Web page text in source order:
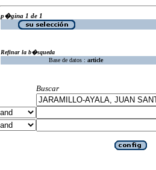
p�gina 1 de 1
Refinar la b�squeda
Base de datos : article
Buscar